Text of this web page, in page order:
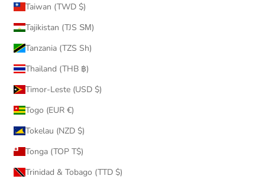
Taiwan (TWD $)
Tajikistan (TJS ЅМ)
Tanzania (TZS Sh)
Thailand (THB ฿)
Timor-Leste (USD $)
Togo (EUR €)
Tokelau (NZD $)
Tonga (TOP T$)
Trinidad & Tobago (TTD $)